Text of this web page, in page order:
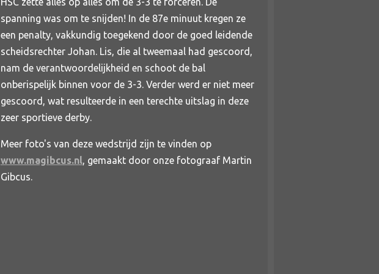
spanning was om te snijden! In de 87e minuut kregen ze
een penalty, vakkundig toegekend door de goed leidende
scheidsrechter Johan. Lis, die al tweemaal had gescoord,
nam de verantwoordelijkheid en schoot de bal
onberispelijk binnen voor de 3-3. Verder werd er niet meer
gescoord, wat resulteerde in een terechte uitslag in deze
zeer sportieve derby.
Meer foto's van deze wedstrijd zijn te vinden op
www.magibcus.nl, gemaakt door onze fotograaf Martin
Gibcus.